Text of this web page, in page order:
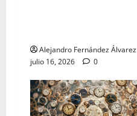
Alejandro Fernández Álvarez
julio 16, 2026
0